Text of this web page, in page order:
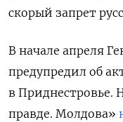
скорый запрет
В начале апреля
предупредил об
в Приднестровье.
правде. Молдова»